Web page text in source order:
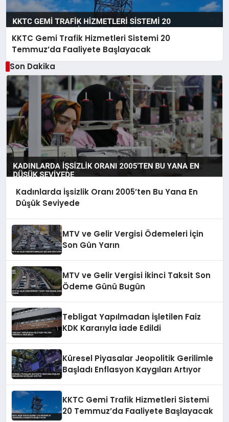
KKTC Gemi Trafik Hizmetleri Sistemi 20
Temmuz’da Faaliyete Başlayacak
Son Dakika
Kadınlarda İşsizlik Oranı 2005’ten Bu Yana En
Düşük Seviyede
MTV ve Gelir Vergisi Ödemeleri İçin
Son Gün Yarın
MTV ve Gelir Vergisi İkinci Taksit Son
Ödeme Günü Bugün
Tebligat Yapılmadan İşletilen Faiz
KDK Kararıyla İade Edildi
Küresel Piyasalar Jeopolitik Gerilimle
Başladı Enflasyon Kaygıları Artıyor
KKTC Gemi Trafik Hizmetleri Sistemi
20 Temmuz’da Faaliyete Başlayacak